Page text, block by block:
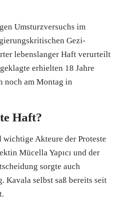
Umsturzversuchs im
Gezi-
lebenslanger Haft verurteilt
erhielten 18 Jahre
noch am Montag in
Haft?
Akteure der Proteste
Mücella Yapıcı und der
sorgte auch
Kavala selbst saß bereits seit